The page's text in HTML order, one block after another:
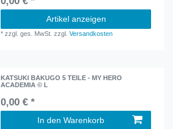
Artikel anzeigen
*zzgl. ges. MwSt. zzgl.Versandkosten
KATSUKI BAKUGO 5 TEILE - MY HERO
ACADEMIA © L
0,00 € *
In den Warenkorb